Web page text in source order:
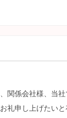
関係会社様、当
礼申し上げたい